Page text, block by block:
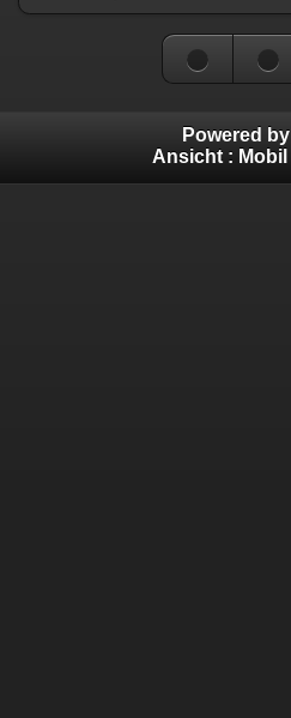
Powered by
Ansicht : Mobil